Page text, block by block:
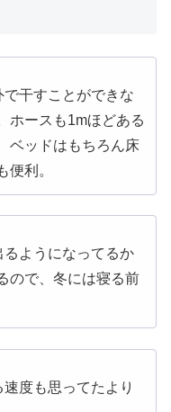
干すことができな
ホースも1mほどある
ベッドはもちろん床
便利。
ようになってるか
ので、冬には寝る前
度も思ってたより